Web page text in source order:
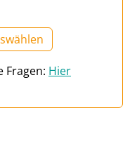
Fragen: Hier